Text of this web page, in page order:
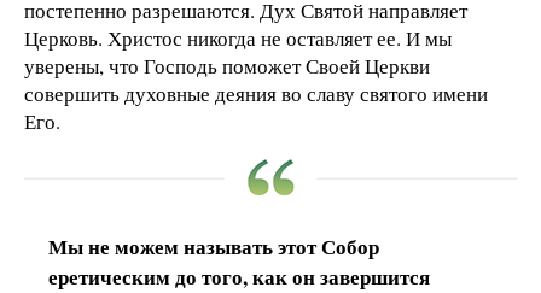
постепенно разрешаются. Дух Святой направляет
Церковь. Христос никогда не оставляет ее. И мы
уверены, что Господь поможет Своей Церкви
совершить духовные деяния во славу святого имени
Его.
Мы не можем называть этот Собор
еретическим до того, как он завершится